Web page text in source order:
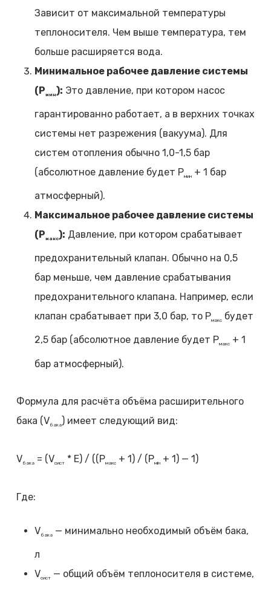
Зависит от максимальной температуры
теплоносителя. Чем выше температура, тем
больше расширяется вода.
Минимальное рабочее давление системы
(Pмин): Это давление, при котором насос
гарантированно работает, а в верхних точках
системы нет разрежения (вакуума). Для
систем отопления обычно 1,0-1,5 бар
(абсолютное давление будет Pмин + 1 бар
атмосферный).
Максимальное рабочее давление системы
(Pмакс): Давление, при котором срабатывает
предохранительный клапан. Обычно на 0,5
бар меньше, чем давление срабатывания
предохранительного клапана. Например, если
клапан срабатывает при 3,0 бар, то Pмакс будет
2,5 бар (абсолютное давление будет Pмакс + 1
бар атмосферный).
Формула для расчёта объёма расширительного
бака (Vбака) имеет следующий вид:
Vбака = (Vсист * E) / ((Pмакс + 1) / (Pмін + 1) — 1)
Где:
Vбака — минимально необходимый объём бака,
л
Vсист — общий объём теплоносителя в системе,